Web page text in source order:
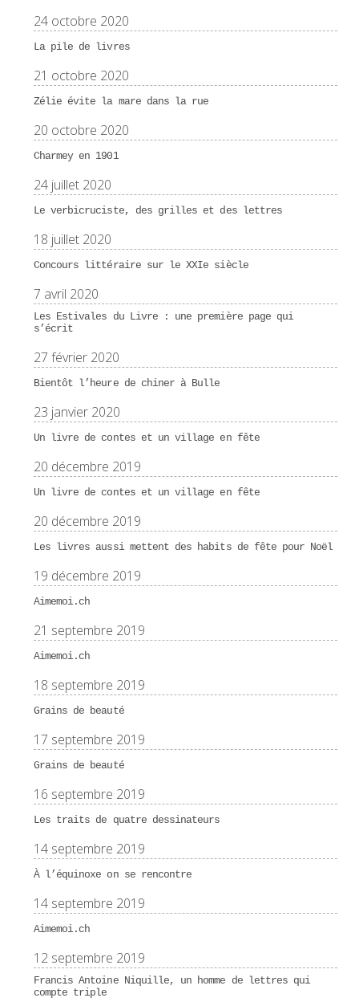
24 octobre 2020
La pile de livres
21 octobre 2020
Zélie évite la mare dans la rue
20 octobre 2020
Charmey en 1901
24 juillet 2020
Le verbicruciste, des grilles et des lettres
18 juillet 2020
Concours littéraire sur le XXIe siècle
7 avril 2020
Les Estivales du Livre : une première page qui
s’écrit
27 février 2020
Bientôt l’heure de chiner à Bulle
23 janvier 2020
Un livre de contes et un village en fête
20 décembre 2019
Un livre de contes et un village en fête
20 décembre 2019
Les livres aussi mettent des habits de fête pour Noël
19 décembre 2019
Aimemoi.ch
21 septembre 2019
Aimemoi.ch
18 septembre 2019
Grains de beauté
17 septembre 2019
Grains de beauté
16 septembre 2019
Les traits de quatre dessinateurs
14 septembre 2019
À l’équinoxe on se rencontre
14 septembre 2019
Aimemoi.ch
12 septembre 2019
Francis Antoine Niquille, un homme de lettres qui
compte triple